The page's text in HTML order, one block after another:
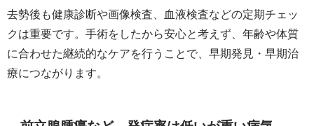
去勢後も健康診断や画像検査、血液検査などの定期チェッ
クは重要です。手術をしたから安心と考えず、年齢や体質
に合わせた継続的なケアを行うことで、早期発見・早期治
療につながります。